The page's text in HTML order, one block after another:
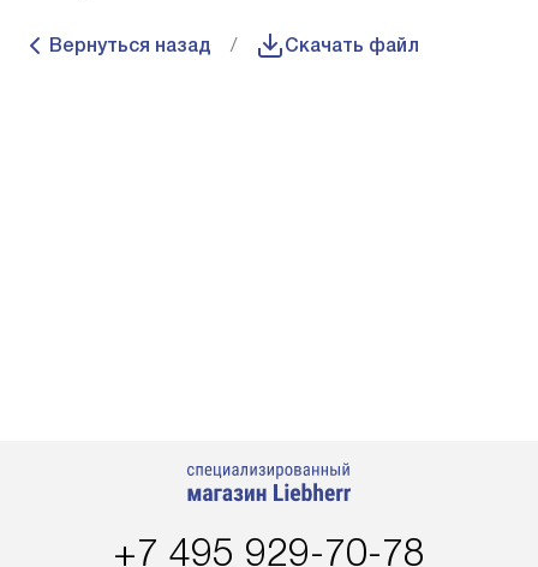
Вернуться назад Скачать файл
+7 495 929-70-78